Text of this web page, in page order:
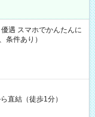
遇 スマホでかんたんに
条件あり）
直結（徒歩1分）